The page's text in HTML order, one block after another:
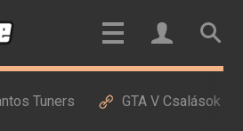
Tuners GTA V Csalások